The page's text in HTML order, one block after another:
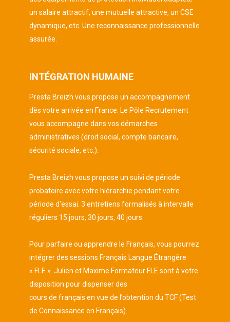
un salaire attractif, une mutuelle attractive, un CSE
dynamique, etc. Une reconnaissance professionnelle
assurée.
INTÉGRATION HUMAINE
Presta Breizh vous propose un accompagnement
dès votre arrivée en France. Le Pôle Recrutement
vous accompagne dans vos démarches
administratives (droit social, compte bancaire,
sécurité sociale, etc.).
Presta Breizh vous propose un suivi de période
probatoire avec votre hiérarchie pendant votre
période d’essai. 3 entretiens formalisés à intervalle
réguliers 15 jours, 30 jours, 40 jours.
Pour parfaire ou apprendre le Français, vous pourrez
intégrer des sessions Français Langue Étrangère
« FLE ». Julien et Maxime Formateur FLE sont à votre
disposition pour dispenser des
cours de français en vue de l’obtention du TCF (Test
de Connaissance en Français).